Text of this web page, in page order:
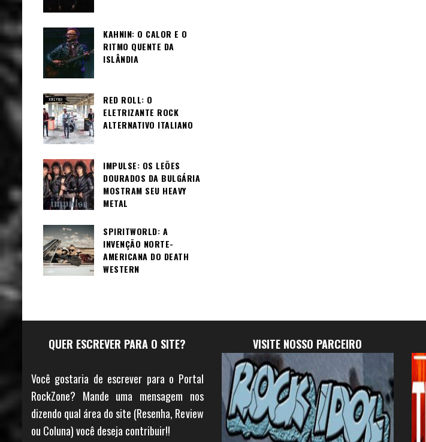
KAHNIN: O CALOR E O
RITMO QUENTE DA
ISLÂNDIA
RED ROLL: O
ELETRIZANTE ROCK
ALTERNATIVO ITALIANO
IMPULSE: OS LEÕES
DOURADOS DA BULGÁRIA
MOSTRAM SEU HEAVY
METAL
SPIRITWORLD: A
INVENÇÃO NORTE-
AMERICANA DO DEATH
WESTERN
QUER ESCREVER PARA O SITE?
Você gostaria de escrever para o Portal
RockZone? Mande uma mensagem nos
dizendo qual área do site (Resenha, Review
ou Coluna) você deseja contribuir!!
VISITE NOSSO PARCEIRO